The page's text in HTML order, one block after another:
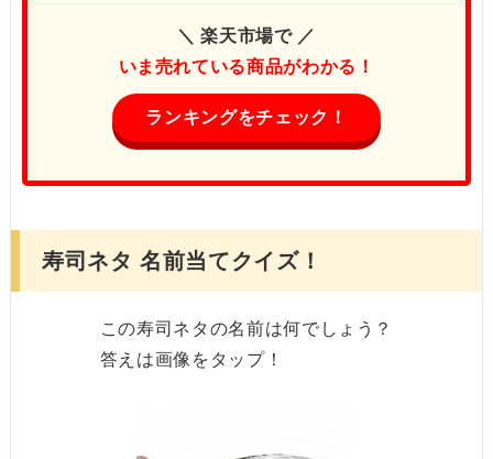
＼ 楽天市場で ／
いま売れている商品がわかる！
ランキングをチェック！
寿司ネタ 名前当てクイズ！
この寿司ネタの名前は何でしょう？
答えは画像をタップ！